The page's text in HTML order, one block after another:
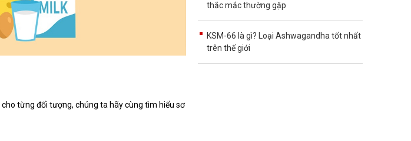
cho từng đối tượng, chúng ta hãy cùng tìm hiểu sơ
thắc mắc thường gặp
KSM-66 là gì? Loại Ashwagandha tốt nhất
trên thế giới